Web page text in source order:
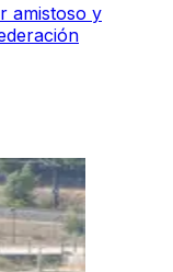
amistoso y